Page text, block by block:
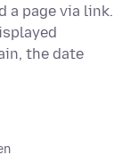
a page via link.
the date